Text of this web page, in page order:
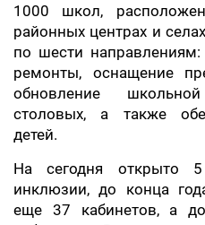
1000 школ,
районных центрах и
по шести
ремонты, оснащение
обновление
столовых, а также
детей.
На сегодня открыто
инклюзии, до конца
еще 37 кабинетов, а